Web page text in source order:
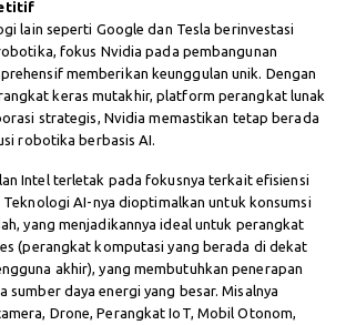
lain seperti Google dan Tesla berinvestasi
fokus Nvidia pada pembangunan
memberikan keunggulan unik. Dengan
keras mutakhir, platform perangkat lunak
strategis, Nvidia memastikan tetap berada
robotika berbasis AI.
Intel terletak pada fokusnya terkait efisiensi
AI-nya dioptimalkan untuk konsumsi
yang menjadikannya ideal untuk perangkat
(perangkat komputasi yang berada di dekat
akhir), yang membutuhkan penerapan
sumber daya energi yang besar. Misalnya
Drone, Perangkat IoT, Mobil Otonom,